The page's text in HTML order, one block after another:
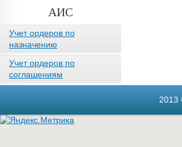
АИС
Учет ордеров по
назначению
Учет ордеров по
соглашениям
2013